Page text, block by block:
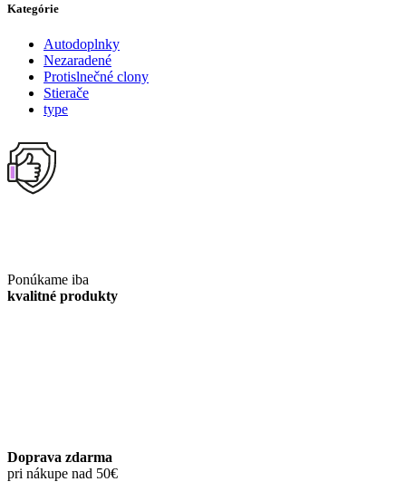
Kategórie
Autodoplnky
Nezaradené
Protislnečné clony
Stierače
type
Ponúkame iba
kvalitné produkty
Doprava zdarma
pri nákupe nad 50€